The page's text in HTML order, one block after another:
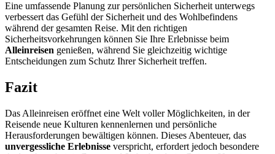
Eine umfassende Planung zur persönlichen Sicherheit unterwegs
verbessert das Gefühl der Sicherheit und des Wohlbefindens
während der gesamten Reise. Mit den richtigen
Sicherheitsvorkehrungen können Sie Ihre Erlebnisse beim
Alleinreisen genießen, während Sie gleichzeitig wichtige
Entscheidungen zum Schutz Ihrer Sicherheit treffen.
Fazit
Das Alleinreisen eröffnet eine Welt voller Möglichkeiten, in der
Reisende neue Kulturen kennenlernen und persönliche
Herausforderungen bewältigen können. Dieses Abenteuer, das
unvergessliche Erlebnisse verspricht, erfordert jedoch besondere